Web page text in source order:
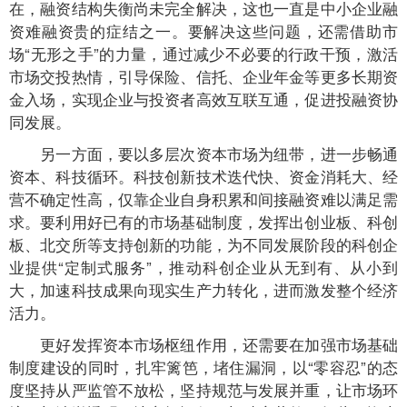
在，融资结构失衡尚未完全解决，这也一直是中小企业融
资难融资贵的症结之一。要解决这些问题，还需借助市
场“无形之手”的力量，通过减少不必要的行政干预，激活
市场交投热情，引导保险、信托、企业年金等更多长期资
金入场，实现企业与投资者高效互联互通，促进投融资协
同发展。
另一方面，要以多层次资本市场为纽带，进一步畅通
资本、科技循环。科技创新技术迭代快、资金消耗大、经
营不确定性高，仅靠企业自身积累和间接融资难以满足需
求。要利用好已有的市场基础制度，发挥出创业板、科创
板、北交所等支持创新的功能，为不同发展阶段的科创企
业提供“定制式服务”，推动科创企业从无到有、从小到
大，加速科技成果向现实生产力转化，进而激发整个经济
活力。
更好发挥资本市场枢纽作用，还需要在加强市场基础
制度建设的同时，扎牢篱笆，堵住漏洞，以“零容忍”的态
度坚持从严监管不放松，坚持规范与发展并重，让市场环